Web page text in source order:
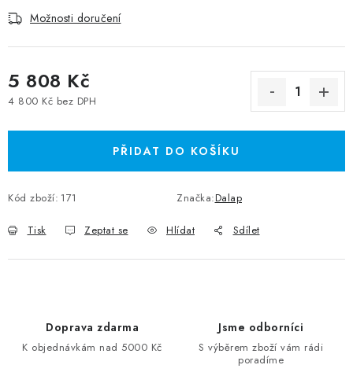
Možnosti doručení
5 808 Kč
4 800 Kč bez DPH
PŘIDAT DO KOŠÍKU
Kód zboží: 171 Značka:Dalap
Tisk Zeptat se Hlídat Sdílet
Doprava zdarma
K objednávkám nad 5000 Kč
Jsme odborníci
S výběrem zboží vám rádi
poradíme